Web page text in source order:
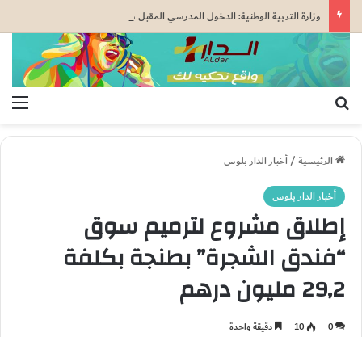
الرئيسية/أخبار الدار بلوس
أخبار الدار بلوس
إطلاق مشروع لترميم سوق
“فندق الشجرة” بطنجة بكلفة
29,2 مليون درهم
0
10 دقيقة واحدة